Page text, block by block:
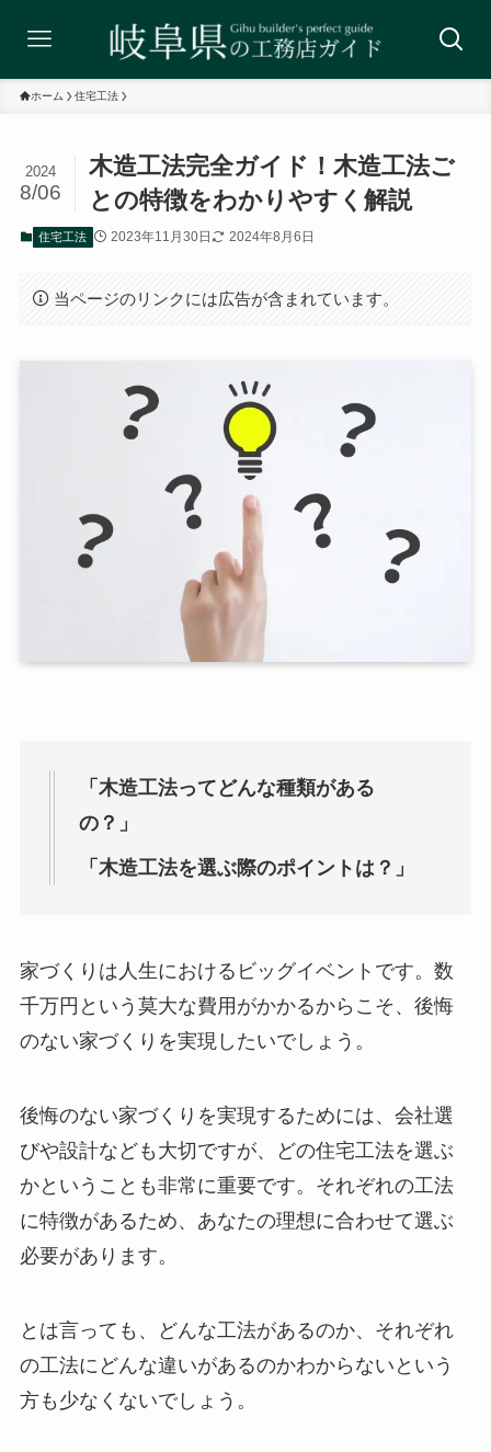
ホーム 住宅工法
木造工法完全ガイド！木造工法ご
との特徴をわかりやすく解説
2024
8/06
住宅工法 2023年11月30日 2024年8月6日
当ページのリンクには広告が含まれています。
「木造工法ってどんな種類がある
の？」
「木造工法を選ぶ際のポイントは？」
家づくりは人生におけるビッグイベントです。数
千万円という莫大な費用がかかるからこそ、後悔
のない家づくりを実現したいでしょう。
後悔のない家づくりを実現するためには、会社選
びや設計なども大切ですが、どの住宅工法を選ぶ
かということも非常に重要です。それぞれの工法
に特徴があるため、あなたの理想に合わせて選ぶ
必要があります。
とは言っても、どんな工法があるのか、それぞれ
の工法にどんな違いがあるのかわからないという
方も少なくないでしょう。